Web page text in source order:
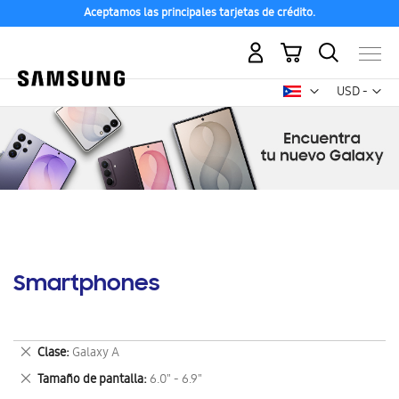
Aceptamos las principales tarjetas de crédito.
USD -
dólar
Mi carrito
Smartphones
Clase Galaxy A
Eliminar
este
artículo
Tamaño de pantalla 6.0" - 6.9"
Eliminar